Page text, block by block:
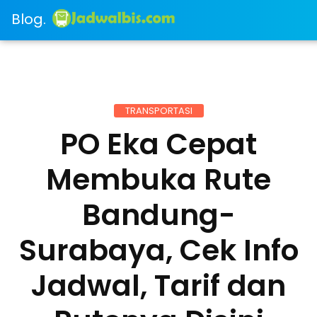
Blog.
TRANSPORTASI
PO Eka Cepat
Membuka Rute
Bandung-
Surabaya, Cek Info
Jadwal, Tarif dan